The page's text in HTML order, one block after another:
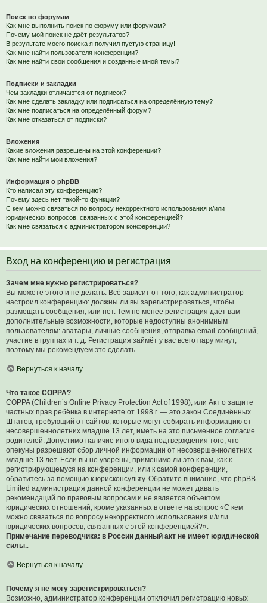
Поиск по форумам
Как мне выполнить поиск по форуму или форумам?
Почему мой поиск не даёт результатов?
В результате моего поиска я получил пустую страницу!
Как мне найти пользователя конференции?
Как мне найти свои сообщения и созданные мной темы?
Подписки и закладки
Чем закладки отличаются от подписок?
Как мне сделать закладку или подписаться на определённую тему?
Как мне подписаться на определённый форум?
Как мне отказаться от подписки?
Вложения
Какие вложения разрешены на этой конференции?
Как мне найти мои вложения?
Информация о phpBB
Кто написал эту конференцию?
Почему здесь нет такой-то функции?
С кем можно связаться по вопросу некорректного использования и/или
юридических вопросов, связанных с этой конференцией?
Как мне связаться с администратором конференции?
Вход на конференцию и регистрация
Зачем мне нужно регистрироваться?
Вы можете этого и не делать. Всё зависит от того, как администратор
настроил конференцию: должны ли вы зарегистрироваться, чтобы
размещать сообщения, или нет. Тем не менее регистрация даёт вам
дополнительные возможности, которые недоступны анонимным
пользователям: аватары, личные сообщения, отправка email-сообщений,
участие в группах и т. д. Регистрация займёт у вас всего пару минут,
поэтому мы рекомендуем это сделать.
Вернуться к началу
Что такое COPPA?
COPPA (Children’s Online Privacy Protection Act of 1998), или Акт о защите
частных прав ребёнка в интернете от 1998 г. — это закон Соединённых
Штатов, требующий от сайтов, которые могут собирать информацию от
несовершеннолетних младше 13 лет, иметь на это письменное согласие
родителей. Допустимо наличие иного вида подтверждения того, что
опекуны разрешают сбор личной информации от несовершеннолетних
младше 13 лет. Если вы не уверены, применимо ли это к вам, как к
регистрирующемуся на конференции, или к самой конференции,
обратитесь за помощью к юрисконсульту. Обратите внимание, что phpBB
Limited администрация данной конференции не может давать
рекомендаций по правовым вопросам и не является объектом
юридических отношений, кроме указанных в ответе на вопрос «С кем
можно связаться по вопросу некорректного использования и/или
юридических вопросов, связанных с этой конференцией?».
Примечание переводчика: в России данный акт не имеет юридической
силы..
Вернуться к началу
Почему я не могу зарегистрироваться?
Возможно, администратор конференции отключил регистрацию новых